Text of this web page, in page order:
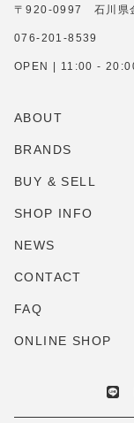
〒920-0997 石川県
076-201-8539
OPEN | 11:00 -
ABOUT
BRANDS
BUY & SELL
SHOP INFO
NEWS
CONTACT
FAQ
ONLINE SHOP